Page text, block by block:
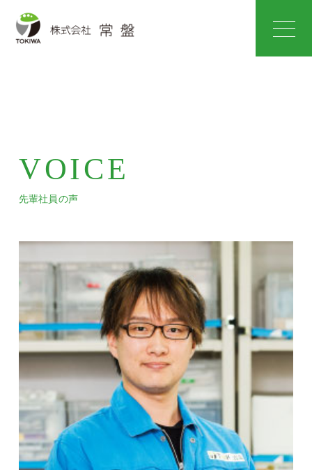
VOICE
先輩社員の声